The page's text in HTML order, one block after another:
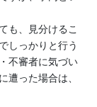
も、見分けるこ
しっかりと行う
不審者に気づい
遭った場合は、